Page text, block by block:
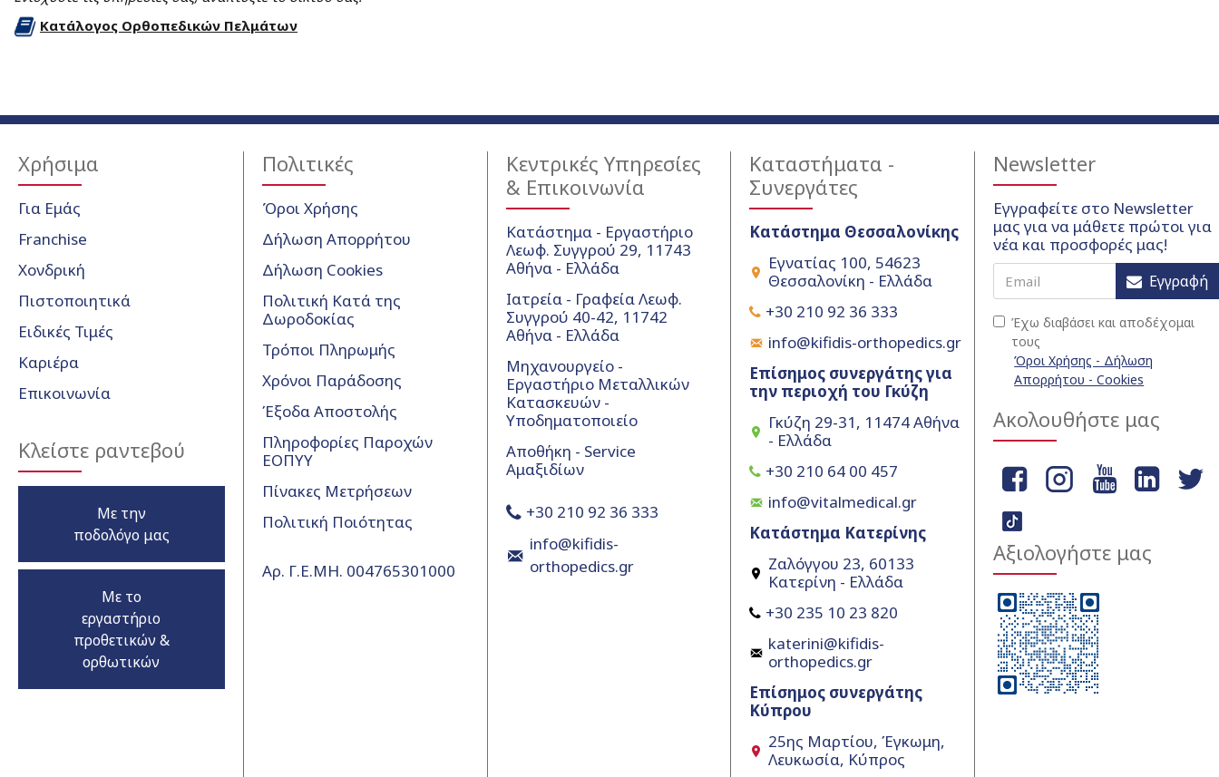
Κατάλογος Ορθοπεδικών Πελμάτων
Χρήσιμα
Για Εμάς
Franchise
Χονδρική
Πιστοποιητικά
Ειδικές Τιμές
Καριέρα
Επικοινωνία
Κλείστε ραντεβού
Με την
ποδολόγο μας
Με το
εργαστήριο
προθετικών &
ορθωτικών
Πολιτικές
Όροι Χρήσης
Δήλωση Απορρήτου
Δήλωση Cookies
Πολιτική Κατά της
Δωροδοκίας
Τρόποι Πληρωμής
Χρόνοι Παράδοσης
Έξοδα Αποστολής
Πληροφορίες Παροχών
ΕΟΠΥΥ
Πίνακες Μετρήσεων
Πολιτική Ποιότητας
Αρ. Γ.Ε.ΜΗ. 004765301000
Κεντρικές Υπηρεσίες
& Επικοινωνία
Κατάστημα - Εργαστήριο
Λεωφ. Συγγρού 29, 11743
Αθήνα - Ελλάδα
Ιατρεία - Γραφεία Λεωφ.
Συγγρού 40-42, 11742
Αθήνα - Ελλάδα
Μηχανουργείο -
Εργαστήριο Μεταλλικών
Κατασκευών -
Υποδηματοποιείο
Αποθήκη - Service
Αμαξιδίων
+30 210 92 36 333
info@kifidis-
orthopedics.gr
Καταστήματα -
Συνεργάτες
Κατάστημα Θεσσαλονίκης
Εγνατίας 100, 54623
Θεσσαλονίκη - Ελλάδα
+30 210 92 36 333
info@kifidis-orthopedics.gr
Επίσημος συνεργάτης για
την περιοχή του Γκύζη
Γκύζη 29-31, 11474 Αθήνα
- Ελλάδα
+30 210 64 00 457
info@vitalmedical.gr
Κατάστημα Κατερίνης
Ζαλόγγου 23, 60133
Κατερίνη - Ελλάδα
+30 235 10 23 820
katerini@kifidis-
orthopedics.gr
Επίσημος συνεργάτης
Κύπρου
25ης Μαρτίου, Έγκωμη,
Λευκωσία, Κύπρος
Newsletter
Εγγραφείτε στο Newsletter
μας για να μάθετε πρώτοι για
νέα και προσφορές μας!
Εγγραφή
Έχω διαβάσει και αποδέχομαι
τους
Όροι Χρήσης - Δήλωση
Απορρήτου - Cookies
Ακολουθήστε μας
Αξιολογήστε μας